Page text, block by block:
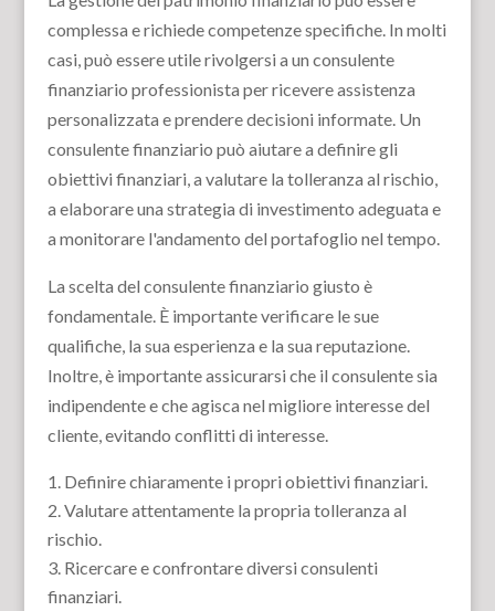
complessa e richiede competenze specifiche. In molti
casi, può essere utile rivolgersi a un consulente
finanziario professionista per ricevere assistenza
personalizzata e prendere decisioni informate. Un
consulente finanziario può aiutare a definire gli
obiettivi finanziari, a valutare la tolleranza al rischio,
a elaborare una strategia di investimento adeguata e
a monitorare l'andamento del portafoglio nel tempo.
La scelta del consulente finanziario giusto è
fondamentale. È importante verificare le sue
qualifiche, la sua esperienza e la sua reputazione.
Inoltre, è importante assicurarsi che il consulente sia
indipendente e che agisca nel migliore interesse del
cliente, evitando conflitti di interesse.
Definire chiaramente i propri obiettivi finanziari.
Valutare attentamente la propria tolleranza al
rischio.
Ricercare e confrontare diversi consulenti
finanziari.